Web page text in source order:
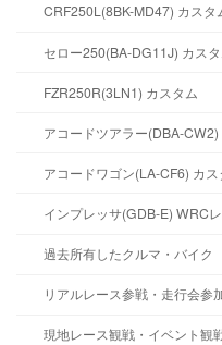
CRF250L(8BK-MD47) カスタ
セロー250(BA-DG11J) カス
FZR250R(3LN1) カスタム
アコードツアラー(DBA-CW2)
アコードワゴン(LA-CF6) カス
インプレッサ(GDB-E) WRC
過去所有したクルマ・バイク
リアルレース参戦・走行会参
現地レース観戦・イベント観